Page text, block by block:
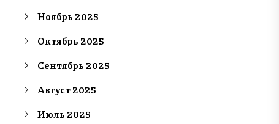
Ноябрь 2025
Октябрь 2025
Сентябрь 2025
Август 2025
Июль 2025